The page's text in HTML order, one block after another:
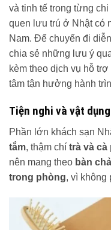
và tinh tế trong từng
quen lưu trú ở Nhật có
Nam. Để chuyến đi
chia sẻ những lưu ý
kèm theo dịch vụ hỗ
tâm tận hưởng hành
Tiện nghi và vật
Phần lớn khách sạn
tắm, thậm chí trà và cà
nên mang theo bàn
trong phòng, vì không